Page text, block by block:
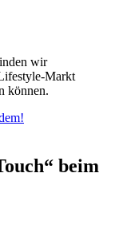
wir
Markt
können.
beim